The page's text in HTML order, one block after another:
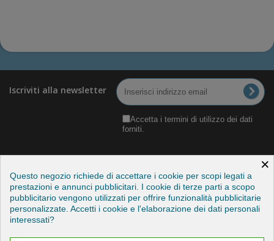
Iscriviti alla newsletter
Accetta i termini di utilizzo dei dati
forniti.
Categorie
×
Questo negozio richiede di accettare i cookie per scopi legati a
prestazioni e annunci pubblicitari. I cookie di terze parti a scopo
pubblicitario vengono utilizzati per offrire funzionalità pubblicitarie
personalizzate. Accetti i cookie e l'elaborazione dei dati personali
interessati?